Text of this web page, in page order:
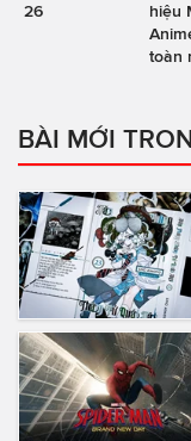
26
hiệu
toàn
BÀI MỚI